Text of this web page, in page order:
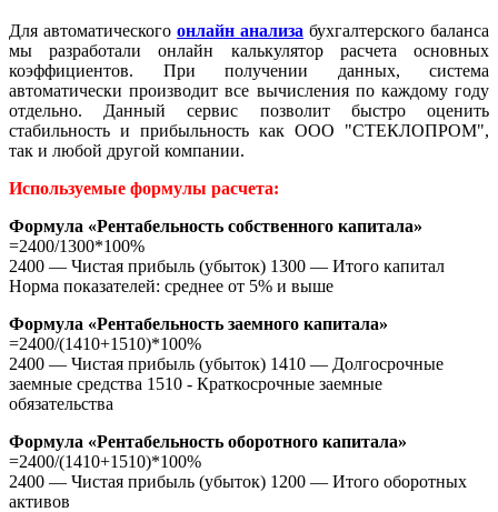
Для автоматического онлайн анализа бухгалтерского баланса
мы разработали онлайн калькулятор расчета основных
коэффициентов. При получении данных, система
автоматически производит все вычисления по каждому году
отдельно. Данный сервис позволит быстро оценить
стабильность и прибыльность как ООО "СТЕКЛОПРОМ",
так и любой другой компании.
Используемые формулы расчета:
Формула «Рентабельность собственного капитала»
=2400/1300*100%
2400 — Чистая прибыль (убыток) 1300 — Итого капитал
Норма показателей: среднее от 5% и выше
Формула «Рентабельность заемного капитала»
=2400/(1410+1510)*100%
2400 — Чистая прибыль (убыток) 1410 — Долгосрочные
заемные средства 1510 - Краткосрочные заемные
обязательства
Формула «Рентабельность оборотного капитала»
=2400/(1410+1510)*100%
2400 — Чистая прибыль (убыток) 1200 — Итого оборотных
активов